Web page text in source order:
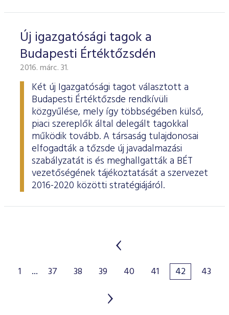
Új igazgatósági tagok a
Budapesti Értéktőzsdén
2016. márc. 31.
Két új Igazgatósági tagot választott a
Budapesti Értéktőzsde rendkívüli
közgyűlése, mely így többségében külső,
piaci szereplők által delegált tagokkal
működik tovább. A társaság tulajdonosai
elfogadták a tőzsde új javadalmazási
szabályzatát is és meghallgatták a BÉT
vezetőségének tájékoztatását a szervezet
2016-2020 közötti stratégiájáról.
1 ... 37 38 39 40 41 42 43